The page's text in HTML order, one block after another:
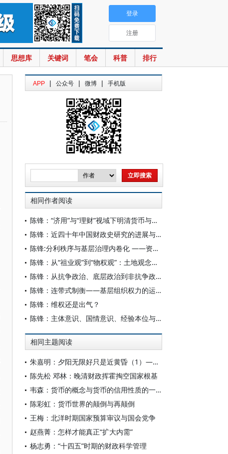
思想库 关键词 笔会 科普 排行
登录
注册
APP | 公众号 | 微博 | 手机版
相同作者阅读
陈锋：“济用”与“理财”视域下明清货币与财政的关系
陈锋：近四十年中国财政史研究的进展与反思
陈锋:分利秩序与基层治理内卷化 ——资源输入背景下的乡村治理逻辑
陈锋：从“祖业观”到“物权观”：土地观念的演变与冲突
陈锋：从抗争政治、底层政治到非抗争政治——农民上访研究视角的检视、反思与拓展
陈锋：连带式制衡——基层组织权力的运作机制
陈锋：维权还是出气？
陈锋：主体意识、国情意识、经验本位与农村研究
相同主题阅读
朱嘉明：夕阳无限好只是近黄昏（1）——关于人工智能导致货币消亡进程的几个问题
陈先松 邓林：晚清财政挥霍掏空国家根基
韦森：货币的概念与货币的信用性质的一些新思考
陈彩虹：货币世界的颠倒与再颠倒
王梅：北洋时期国家预算审议与国会党争
赵燕菁：怎样才能真正“扩大内需”
杨志勇：“十四五”时期的财政科学管理